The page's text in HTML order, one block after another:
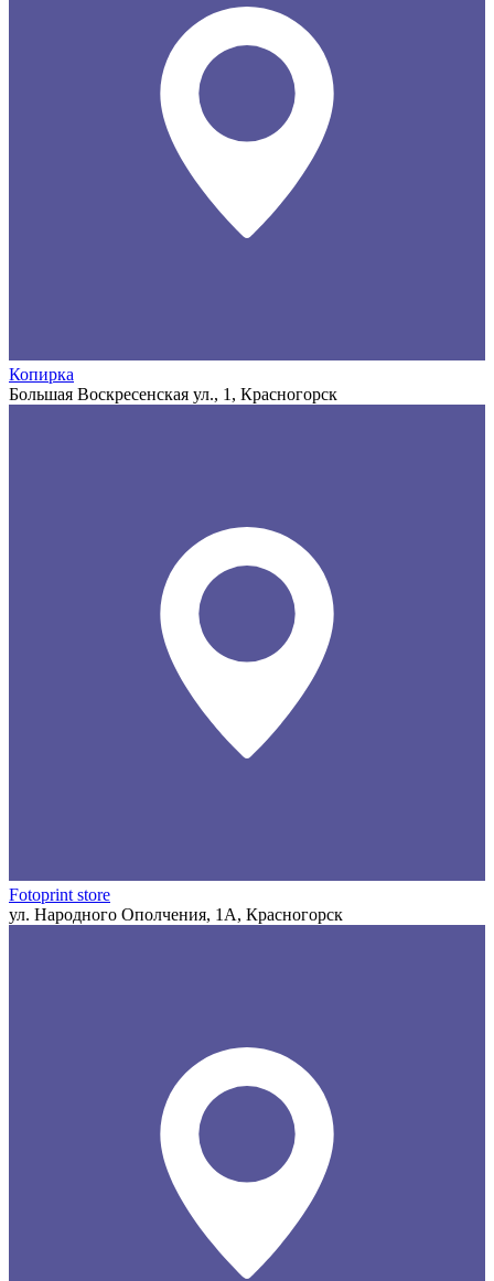
Копирка
Большая Воскресенская ул., 1, Красногорск
Fotoprint store
ул. Народного Ополчения, 1А, Красногорск